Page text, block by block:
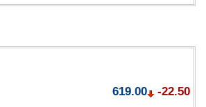
619.00
-22.50